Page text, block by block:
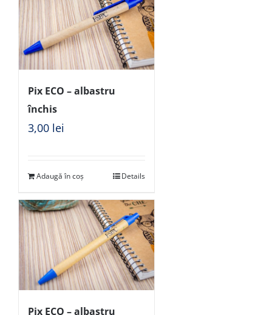
Pix ECO – albastru
închis
3,00 lei
Adaugă în coș Details
Pix ECO – albastru